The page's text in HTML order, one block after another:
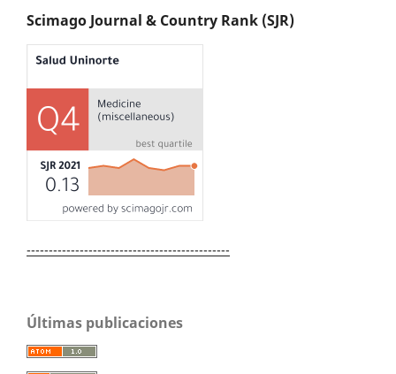
Scimago Journal & Country Rank (SJR)
----------------------------------------------
Últimas publicaciones